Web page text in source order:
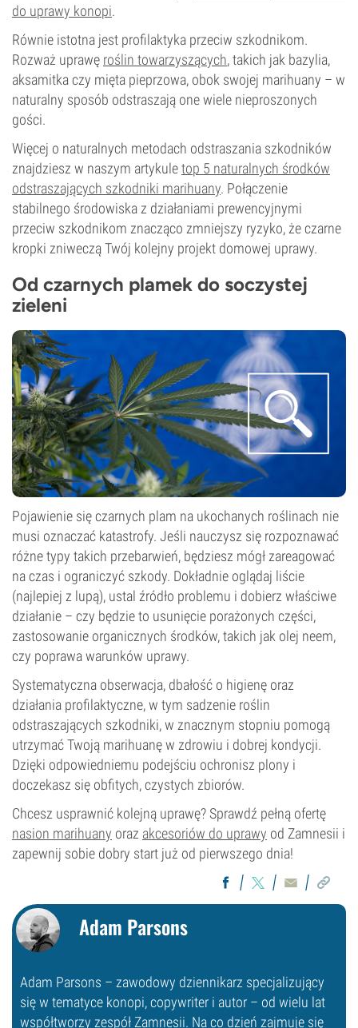
do uprawy konopi.
Równie istotna jest profilaktyka przeciw szkodnikom.
Rozważ uprawę roślin towarzyszących, takich jak bazylia,
aksamitka czy mięta pieprzowa, obok swojej marihuany – w
naturalny sposób odstraszają one wiele nieproszonych
gości.
Więcej o naturalnych metodach odstraszania szkodników
znajdziesz w naszym artykuletop 5 naturalnych środków
odstraszających szkodniki marihuany. Połączenie
stabilnego środowiska z działaniami prewencyjnymi
przeciw szkodnikom znacząco zmniejszy ryzyko, że czarne
kropki zniweczą Twój kolejny projekt domowej uprawy.
Od czarnych plamek do soczystej
zieleni
Pojawienie się czarnych plam na ukochanych roślinach nie
musi oznaczać katastrofy. Jeśli nauczysz się rozpoznawać
różne typy takich przebarwień, będziesz mógł zareagować
na czas i ograniczyć szkody. Dokładnie oglądaj liście
(najlepiej z lupą), ustal źródło problemu i dobierz właściwe
działanie – czy będzie to usunięcie porażonych części,
zastosowanie organicznych środków, takich jak olej neem,
czy poprawa warunków uprawy.
Systematyczna obserwacja, dbałość o higienę oraz
działania profilaktyczne, w tym sadzenie roślin
odstraszających szkodniki, w znacznym stopniu pomogą
utrzymać Twoją marihuanę w zdrowiu i dobrej kondycji.
Dzięki odpowiedniemu podejściu ochronisz plony i
doczekasz się obfitych, czystych zbiorów.
Chcesz usprawnić kolejną uprawę? Sprawdź pełną ofertę
nasion marihuany oraz akcesoriów do uprawy od Zamnesii i
zapewnij sobie dobry start już od pierwszego dnia!
Adam Parsons
Adam Parsons – zawodowy dziennikarz specjalizujący
się w tematyce konopi, copywriter i autor – od wielu lat
współtworzy zespół Zamnesii. Na co dzień zajmuje się